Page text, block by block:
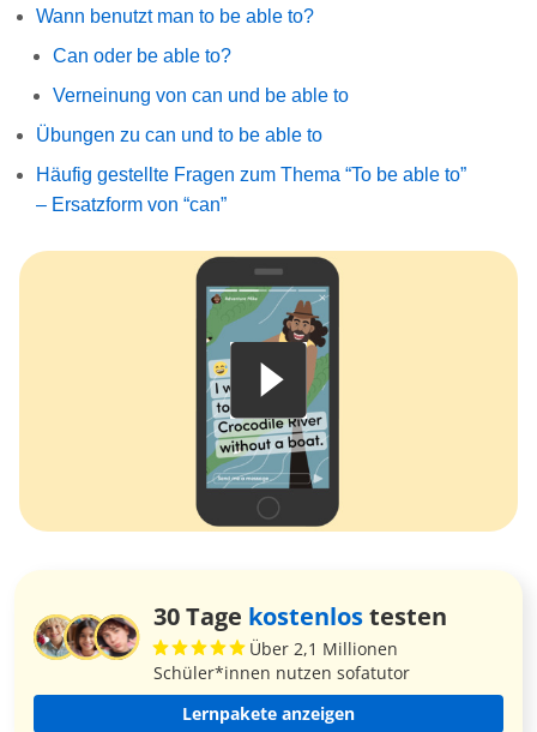
Wann benutzt man to be able to?
Can oder be able to?
Verneinung von can und be able to
Übungen zu can und to be able to
Häufig gestellte Fragen zum Thema “To be able to”
– Ersatzform von “can”
30 Tage kostenlostesten
Über 2,1 Millionen
Schüler*innen nutzen sofatutor
Lernpakete anzeigen